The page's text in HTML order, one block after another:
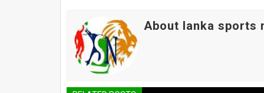
About lanka sports